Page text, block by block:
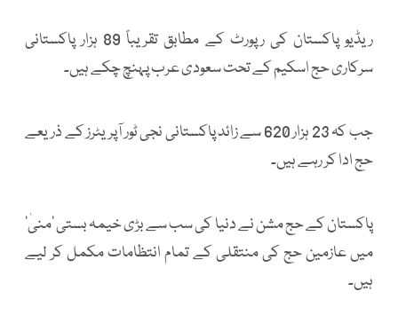
ریڈیو پاکستان کی رپورٹ کے مطابق تقریباً 89 ہزار پاکستانی
سرکاری حج اسکیم کے تحت سعودی عرب پہنچ چکے ہیں۔
جب کہ 23 ہزار 620 سے زائد پاکستانی نجی ٹور آپریٹرز کے ذریعے
حج ادا کر رہے ہیں۔
پاکستان کے حج مشن نے دنیا کی سب سے بڑی خیمہ بستی ’منیٰ‘
میں عازمین حج کی منتقلی کے تمام انتظامات مکمل کر لیے
ہیں۔